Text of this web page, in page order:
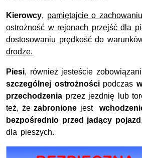
Kierowcy, pamiętajcie o
ostrożność w rejonach przejść dla
dostosowaniu prędkość do
drodze.
Piesi, również jesteście
szczególnej ostrożności podczas
przechodzenia przez jezdnię lub
też, żezabronione jest
bezpośrednio przed jadący pojazd
dla pieszych.